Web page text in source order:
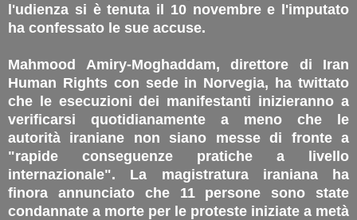
l'udienza si è tenuta il 10 novembre e l'imputato
ha confessato le sue accuse.
Mahmood Amiry-Moghaddam, direttore di Iran
Human Rights con sede in Norvegia, ha twittato
che le esecuzioni dei manifestanti inizieranno a
verificarsi quotidianamente a meno che le
autorità iraniane non siano messe di fronte a
"rapide conseguenze pratiche a livello
internazionale". La magistratura iraniana ha
finora annunciato che 11 persone sono state
condannate a morte per le proteste iniziate a metà